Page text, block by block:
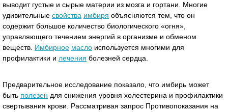
выводит густые и сырые материи из мозга и гортани. Многие
удивительные свойства имбиря объясняются тем, что он
содержит большое количество биологического «огня»,
управляющего течением энергий в организме и обменом
веществ. Имбирное масло используется многими для
профилактики и лечения болезней сердца.
Предварительное исследование показало, что имбирь может
быть полезен для снижения уровня холестерина и профилактики
свертывания крови. Рассматривая запрос Противопоказания на